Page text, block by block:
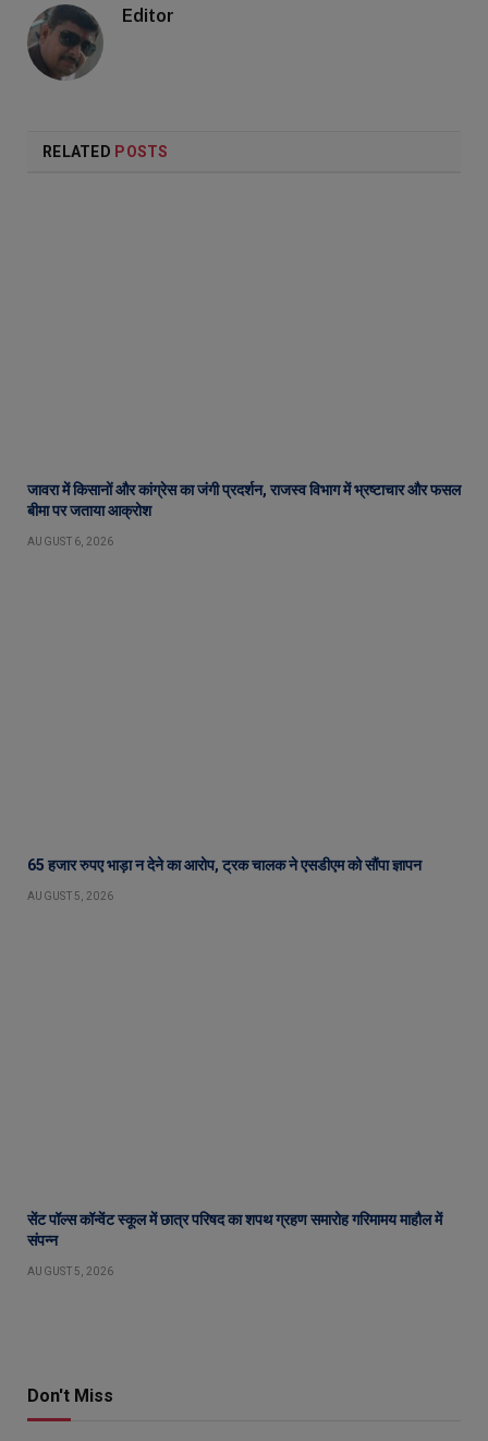
Editor
RELATED POSTS
जावरा में किसानों और कांग्रेस का जंगी प्रदर्शन, राजस्व विभाग में भ्रष्टाचार और फसल
बीमा पर जताया आक्रोश
AUGUST 6, 2026
65 हजार रुपए भाड़ा न देने का आरोप, ट्रक चालक ने एसडीएम को सौंपा ज्ञापन
AUGUST 5, 2026
सेंट पॉल्स कॉन्वेंट स्कूल में छात्र परिषद का शपथ ग्रहण समारोह गरिमामय माहौल में
संपन्न
AUGUST 5, 2026
Don't Miss